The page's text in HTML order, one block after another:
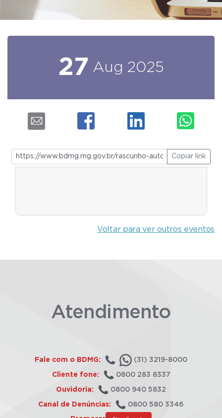
27 Aug 2025
Copiar link
Voltar para ver outros eventos
Atendimento
Fale com o BDMG: (31) 3219-8000
Cliente fone: 0800 283 8337
Ouvidoria: 0800 940 5832
Canal de Denúncias: 0800 580 3346